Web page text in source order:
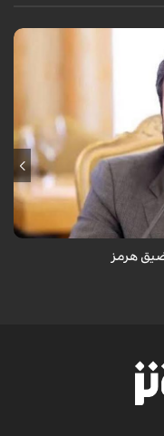
إن إيران لن تقبل بالتدخل
هرمز